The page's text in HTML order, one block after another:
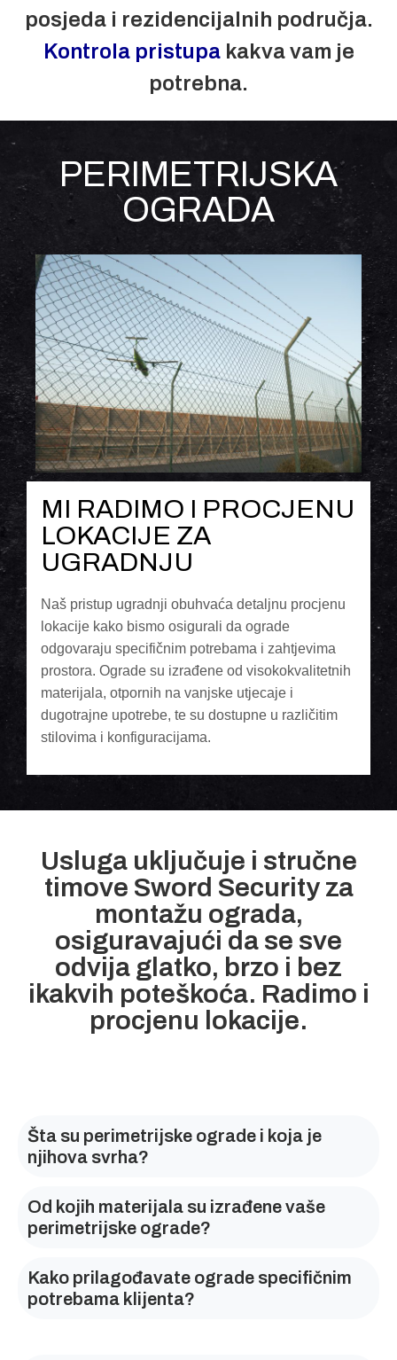
posjeda i rezidencijalnih područja.
Kontrola pristupakakva vam je
potrebna.
PERIMETRIJSKA
OGRADA
MI RADIMO I PROCJENU
LOKACIJE ZA
UGRADNJU
Naš pristup ugradnji obuhvaća detaljnu procjenu
lokacije kako bismo osigurali da ograde
odgovaraju specifičnim potrebama i zahtjevima
prostora. Ograde su izrađene od visokokvalitetnih
materijala, otpornih na vanjske utjecaje i
dugotrajne upotrebe, te su dostupne u različitim
stilovima i konfiguracijama.
Usluga uključuje i stručne
timove Sword Security za
montažu ograda,
osiguravajući da se sve
odvija glatko, brzo i bez
ikakvih poteškoća. Radimo i
procjenu lokacije.
Šta su perimetrijske ograde i koja je
njihova svrha?
Od kojih materijala su izrađene vaše
perimetrijske ograde?
Kako prilagođavate ograde specifičnim
potrebama klijenta?